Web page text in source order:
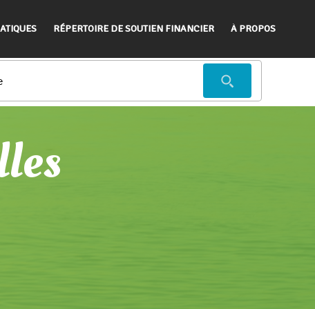
RÉPERTOIRE DE SOUTIEN FINANCIER À PROPOS